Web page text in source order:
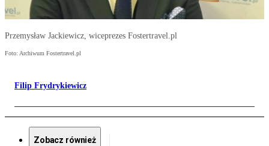
Przemysław Jackiewicz, wiceprezes Fostertravel.pl
Foto: Archiwum Fostertravel.pl
Filip Frydrykiewicz
Zobacz również